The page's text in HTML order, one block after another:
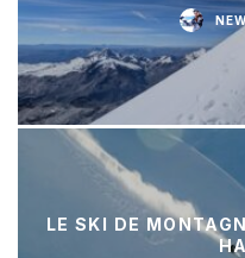
LE SKI DE